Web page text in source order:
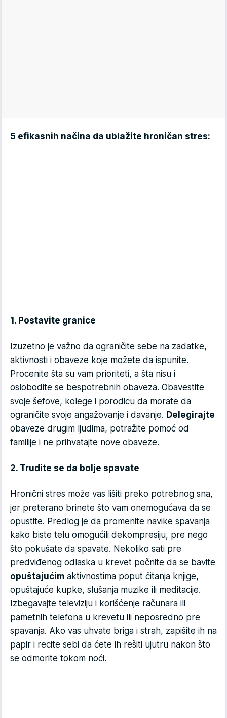
5 efikasnih načina da ublažite hroničan stres:
1. Postavite granice
Izuzetno je važno da ograničite sebe na zadatke,
aktivnosti i obaveze koje možete da ispunite.
Procenite šta su vam prioriteti, a šta nisu i
oslobodite se bespotrebnih obaveza. Obavestite
svoje šefove, kolege i porodicu da morate da
ograničite svoje angažovanje i davanje. Delegirajte
obaveze drugim ljudima, potražite pomoć od
familije i ne prihvatajte nove obaveze.
2. Trudite se da bolje spavate
Hronični stres može vas lišiti preko potrebnog sna,
jer preterano brinete što vam onemogućava da se
opustite. Predlog je da promenite navike spavanja
kako biste telu omogućili dekompresiju, pre nego
što pokušate da spavate. Nekoliko sati pre
predviđenog odlaska u krevet počnite da se bavite
opuštajućim aktivnostima poput čitanja knjige,
opuštajuće kupke, slušanja muzike ili meditacije.
Izbegavajte televiziju i korišćenje računara ili
pametnih telefona u krevetu ili neposredno pre
spavanja. Ako vas uhvate briga i strah, zapišite ih na
papir i recite sebi da ćete ih rešiti ujutru nakon što
se odmorite tokom noći.